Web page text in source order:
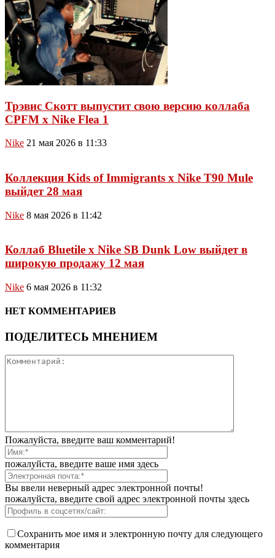
Трэвис Скотт выпустит свою версию коллаба
CPFM x Nike Flea 1
Nike 21 мая 2026 в 11:33
Коллекция Kids of Immigrants x Nike T90 Mule
выйдет 28 мая
Nike 8 мая 2026 в 11:42
Коллаб Bluetile x Nike SB Dunk Low выйдет в
широкую продажу 12 мая
Nike 6 мая 2026 в 11:32
НЕТ КОММЕНТАРИЕВ
ПОДЕЛИТЕСЬ МНЕНИЕМ
Пожалуйста, введите ваш комментарий!
пожалуйста, введите ваше имя здесь
Вы ввели неверный адрес электронной почты!
пожалуйста, введите свой адрес электронной почты здесь
Сохранить мое имя и электронную почту для следующего
комментария